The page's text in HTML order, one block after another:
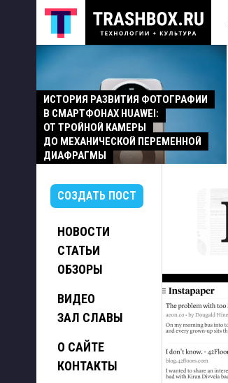
ИСТОРИЯ РАЗВИТИЯ ФОТОГРАФИИ
В СМАРТФОНАХ HUAWEI:
ОТ ТРОЙНОЙ КАМЕРЫ
ДО МЕХАНИЧЕСКОЙ ПЕРЕМЕННОЙ
ДИАФРАГМЫ
СОЗДАТЬ ПОСТ
НОВОСТИ
СТАТЬИ
ОБЗОРЫ
ВИДЕО
ЗАЛ СЛАВЫ
О САЙТЕ
КОНТАКТЫ